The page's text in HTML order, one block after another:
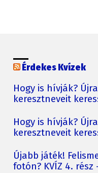
Érdekes Kvízek
Hogy is hívják?
keresztneveit
Hogy is hívják?
keresztneveit
Újabb játék!
fotón? KVÍZ 4. rész